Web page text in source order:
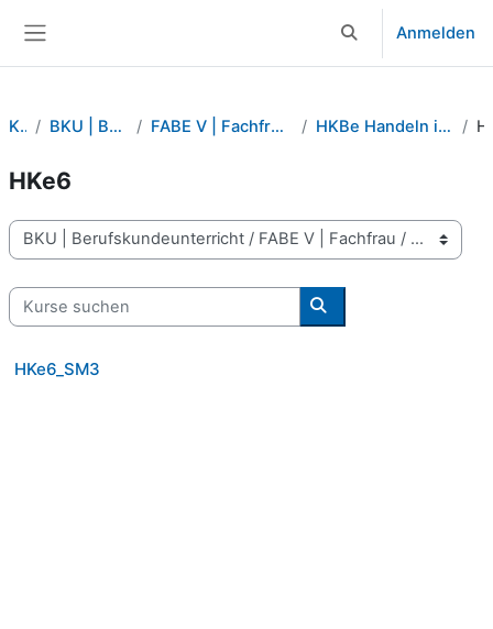
Sucheingabe
Anmelden
Kurse BKU | Berufskundeunterricht FABE V | Fachfrau / Fachmann Betreuung verkürzt HKBe Handeln in spezifischen Begleitsituationen
HKe6
Kursbereiche
Kurse suchen
Kurse suchen
HKe6_SM3